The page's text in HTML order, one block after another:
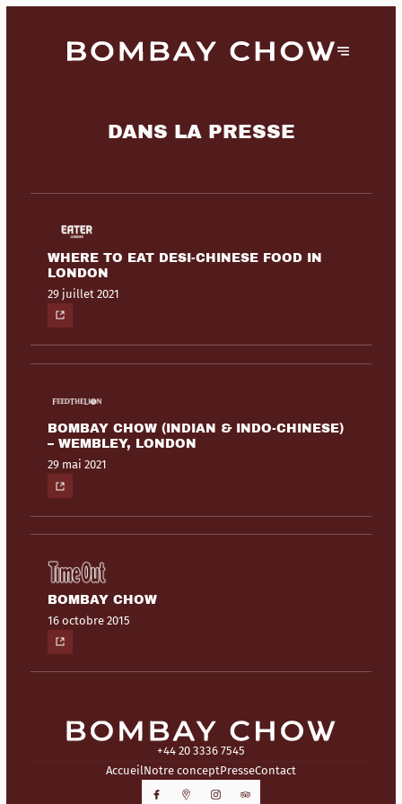
DANS LA PRESSE
WHERE TO EAT DESI-CHINESE FOOD IN
LONDON
29 juillet 2021
BOMBAY CHOW (INDIAN & INDO-CHINESE)
– WEMBLEY, LONDON
29 mai 2021
BOMBAY CHOW
16 octobre 2015
+44 20 3336 7545
AccueilNotre conceptPresseContact